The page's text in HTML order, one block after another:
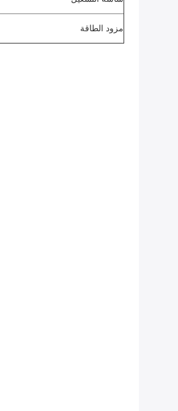
مزود الطاقة